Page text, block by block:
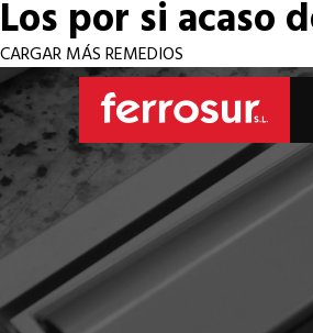
Los por si acaso
CARGAR MÁS REMEDIOS